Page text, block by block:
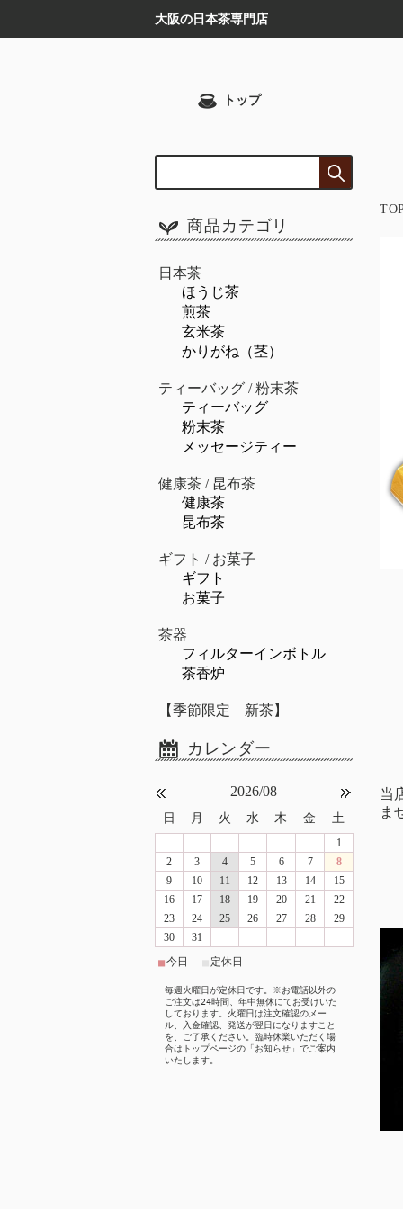
大阪の日本茶専門店
トップ
当
ま
商品カテゴリ
日本茶
ほうじ茶
煎茶
玄米茶
かりがね（茎）
ティーバッグ / 粉末茶
ティーバッグ
粉末茶
メッセージティー
健康茶 / 昆布茶
健康茶
昆布茶
ギフト / お菓子
ギフト
お菓子
茶器
フィルターインボトル
茶香炉
【季節限定 新茶】
2026/08
日 月 火 水 木 金 土
1
2
3 4 5 6 7
8
9
10 11 12 13 14
15
16
17 18 19 20 21
22
23
24 25 26 27 28
29
30
31
■今日 定休日
毎週火曜日が定休日です。※お電話以外の
ご注文は24時間、年中無休にてお受けいた
しております。火曜日は注文確認のメー
ル、入金確認、発送が翌日になりますこと
を、ご了承ください。臨時休業いただく場
合はトップページの「お知らせ」でご案内
いたします。